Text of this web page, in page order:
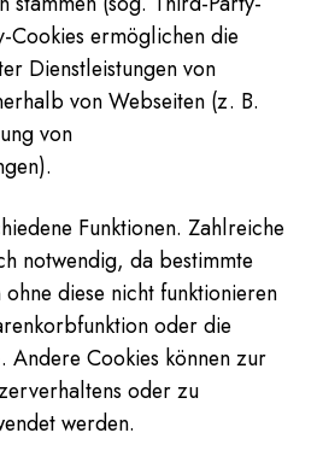
Cookies ermöglichen die
Dienstleistungen von
von Webseiten (z. B.
von
Funktionen. Zahlreiche
notwendig, da bestimmte
diese nicht funktionieren
oder die
Andere Cookies können zur
oder zu
werden.